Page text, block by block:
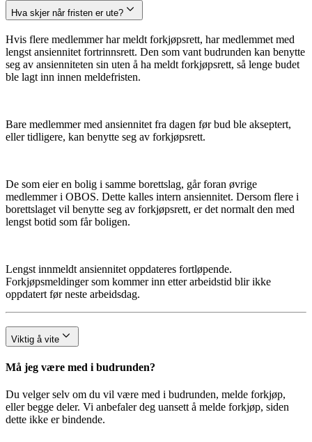
Hva skjer når fristen er ute?
Hvis flere medlemmer har meldt forkjøpsrett, har medlemmet med
lengst ansiennitet fortrinnsrett. Den som vant budrunden kan benytte
seg av ansienniteten sin uten å ha meldt forkjøpsrett, så lenge budet
ble lagt inn innen meldefristen.
Bare medlemmer med ansiennitet fra dagen før bud ble akseptert,
eller tidligere, kan benytte seg av forkjøpsrett.
De som eier en bolig i samme borettslag, går foran øvrige
medlemmer i OBOS. Dette kalles intern ansiennitet. Dersom flere i
borettslaget vil benytte seg av forkjøpsrett, er det normalt den med
lengst botid som får boligen.
Lengst innmeldt ansiennitet oppdateres fortløpende.
Forkjøpsmeldinger som kommer inn etter arbeidstid blir ikke
oppdatert før neste arbeidsdag.
Viktig å vite
Må jeg være med i budrunden?
Du velger selv om du vil være med i budrunden, melde forkjøp,
eller begge deler. Vi anbefaler deg uansett å melde forkjøp, siden
dette ikke er bindende.